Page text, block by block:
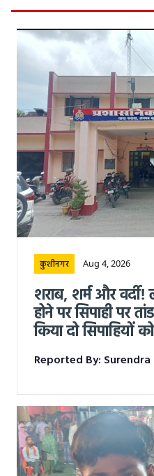
कुशीनगर Aug 4, 2026
शराब, शर्म और वर्दी!
होने पर सिपाही पर
किया दो सिपाहियों
Reported By: